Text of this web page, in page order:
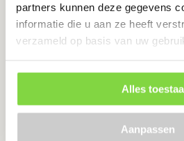
partners kunnen deze gegevens
informatie die u aan ze heeft
verzameld op basis van uw
Alles
Aanpassen
Rieksteel ATLAS
vork met
Levertijd:5
€19.06